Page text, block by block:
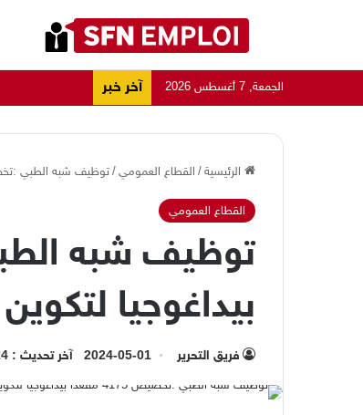
الجمعة, 7 أغسطس 2026 آخر خبر
الرئيسية/ القطاع العمومي/توظيف شبه الطبي :تخصيص 4175 مقعدا بيداغوجيا لتكوين
القطاع العمومي
بيداغوجيا
فريق التحرير 2024-05-01 آخر تحديث : 2024-05-01